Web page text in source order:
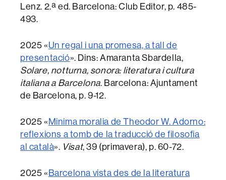
Lenz. 2.ª ed. Barcelona: Club Editor, p. 485-
493.
2025 «Un regal i una promesa, a tall de
presentació». Dins: Amaranta Sbardella,
Solare, notturna, sonora: literatura i cultura
italiana a Barcelona. Barcelona: Ajuntament
de Barcelona, p. 9-12.
2025 « Minima moralia de Theodor W. Adorno:
reflexions a tomb de la traducció de filosofia
al català». Visat, 39 (primavera), p. 60-72.
2025 « Barcelona vista des de la literatura